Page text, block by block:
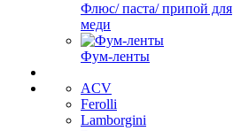
Флюс/ паста/ припой для
меди
Фум-ленты
ACV
Ferolli
Lamborgini